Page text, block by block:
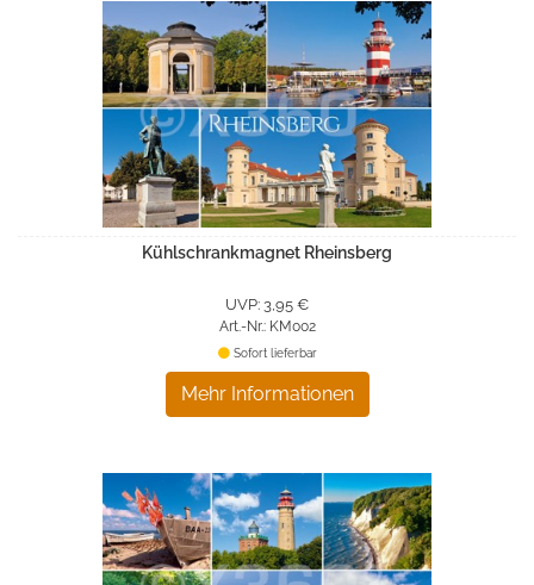
Kühlschrankmagnet Rheinsberg
UVP: 3,95 €
Art.-Nr.: KM002
Mehr Informationen
Sofort lieferbar